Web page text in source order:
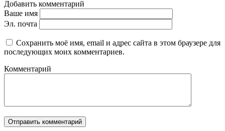
Добавить комментарий
Ваше имя
Эл. почта
Сохранить моё имя, email и адрес сайта в этом браузере для
последующих моих комментариев.
Комментарий